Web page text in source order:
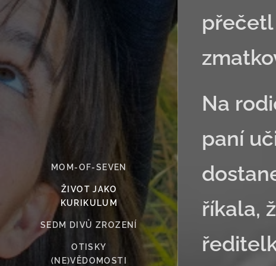
MOM-OF-SEVEN
ŽIVOT JAKO
KURIKULUM
SEDM DIVŮ ZROZENÍ
OTISKY
(NE)VĚDOMOSTI
Na
paní
říkala,